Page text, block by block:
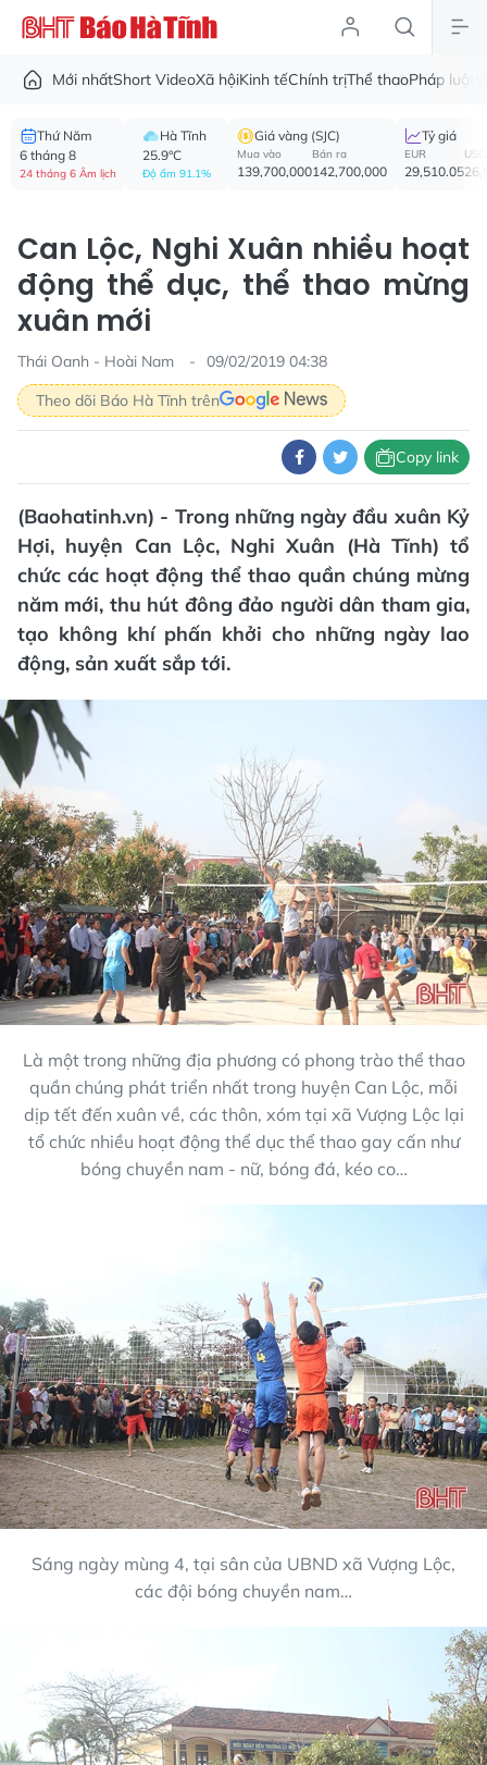
Mới nhấtShort VideoXã hộiKinh tếChính trịThể thaoPháp luật
Thứ Năm
6 tháng 8
24 tháng 6 Âm lịch
Hà Tĩnh
25.9°C
Độ ẩm 91.1%
Giá vàng (SJC)
Mua vào
139,700,000
Bán ra
142,700,000
Tỷ giá
EUR
29,510.05
USD
Can Lộc, Nghi Xuân nhiều hoạt
động thể dục, thể thao mừng
xuân mới
Thái Oanh - Hoài Nam
09/02/2019 04:38
Theo dõi Báo Hà Tĩnh trên
Copy link
(Baohatinh.vn) - Trong những ngày đầu xuân Kỷ
Hợi, huyện Can Lộc, Nghi Xuân (Hà Tĩnh) tổ
chức các hoạt động thể thao quần chúng mừng
năm mới, thu hút đông đảo người dân tham gia,
tạo không khí phấn khởi cho những ngày lao
động, sản xuất sắp tới.
Là một trong những địa phương có phong trào thể thao
quần chúng phát triển nhất trong huyện Can Lộc, mỗi
dịp tết đến xuân về, các thôn, xóm tại xã Vượng Lộc lại
tổ chức nhiều hoạt động thể dục thể thao gay cấn như
bóng chuyền nam - nữ, bóng đá, kéo co…
Sáng ngày mùng 4, tại sân của UBND xã Vượng Lộc,
các đội bóng chuyền nam…